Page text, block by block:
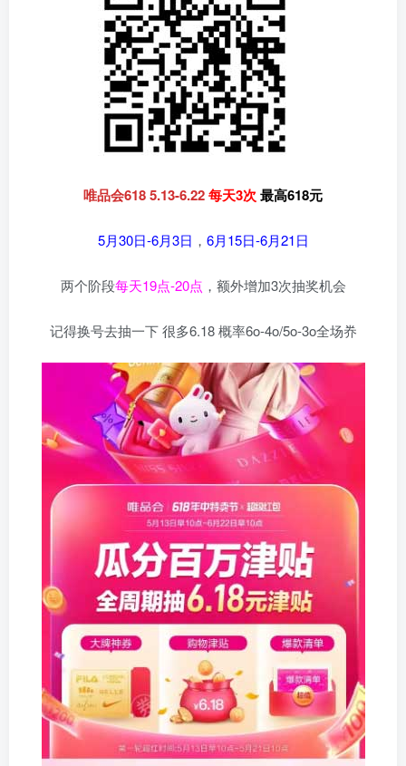
唯品会618 5.13-6.22每天3次 最高618元
5月30日-6月3日 ， 6月15日-6月21日
两个阶段每天19点-20点 ，额外增加3次抽奖机会
记得换号去抽一下 很多6.18 概率6o-4o/5o-3o全场奍